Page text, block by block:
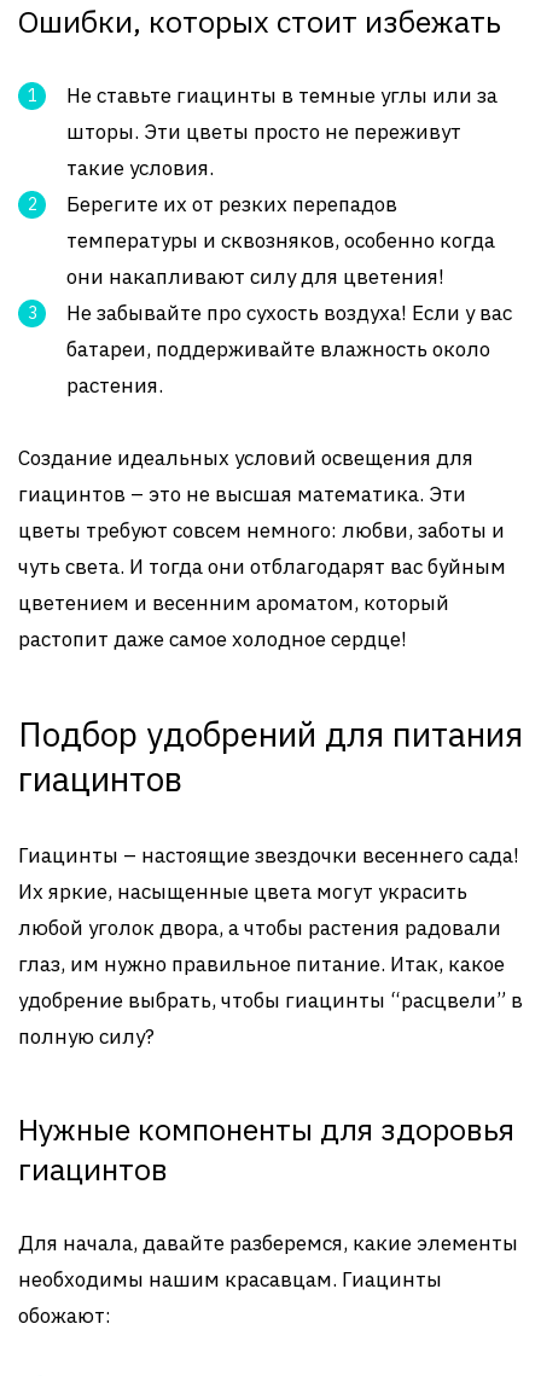
Ошибки, которых стоит избежать
Не ставьте гиацинты в темные углы или за
шторы. Эти цветы просто не переживут
такие условия.
Берегите их от резких перепадов
температуры и сквозняков, особенно когда
они накапливают силу для цветения!
Не забывайте про сухость воздуха! Если у вас
батареи, поддерживайте влажность около
растения.
Создание идеальных условий освещения для
гиацинтов – это не высшая математика. Эти
цветы требуют совсем немного: любви, заботы и
чуть света. И тогда они отблагодарят вас буйным
цветением и весенним ароматом, который
растопит даже самое холодное сердце!
Подбор удобрений для питания
гиацинтов
Гиацинты – настоящие звездочки весеннего сада!
Их яркие, насыщенные цвета могут украсить
любой уголок двора, а чтобы растения радовали
глаз, им нужно правильное питание. Итак, какое
удобрение выбрать, чтобы гиацинты “расцвели” в
полную силу?
Нужные компоненты для здоровья
гиацинтов
Для начала, давайте разберемся, какие элементы
необходимы нашим красавцам. Гиацинты
обожают: